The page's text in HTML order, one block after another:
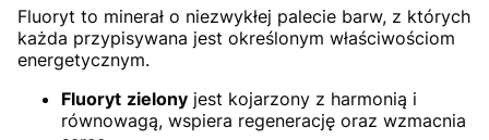
Fluoryt to minerał o niezwykłej palecie barw, z których
każda przypisywana jest określonym właściwościom
energetycznym.
Fluoryt zielony jest kojarzony z harmonią i
równowagą, wspiera regenerację oraz wzmacnia